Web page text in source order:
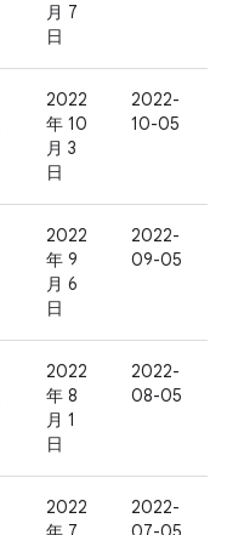
月 7
日
2022
年 10
月 3
日
2022-
10-05
2022
年 9
月 6
日
2022-
09-05
2022
年 8
月 1
日
2022-
08-05
2022
2022-